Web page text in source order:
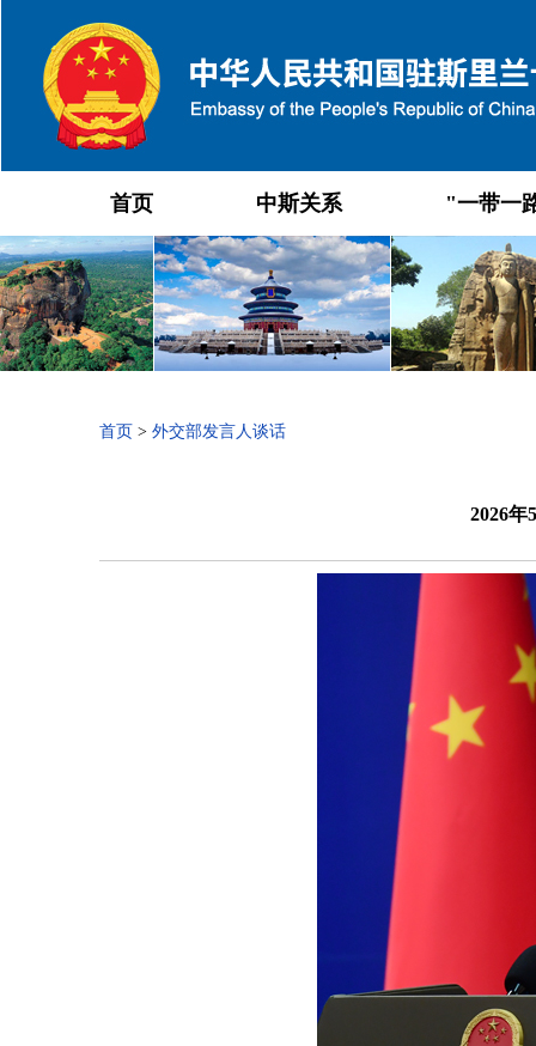
首页 中斯关系 "一带一
首页 > 外交部发言人谈话
2026年